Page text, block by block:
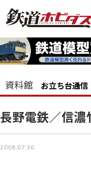
資料館 お立ち台通信
長野電鉄／信
2008.07.30